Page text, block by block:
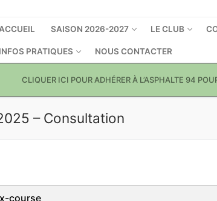
ACCUEIL SAISON 2026-2027 LE CLUB
INFOS PRATIQUES NOUS CONTACTER
CLIQUER ICI POUR ADHÉRER À L’ASPHALTE 94
– Consultation
course